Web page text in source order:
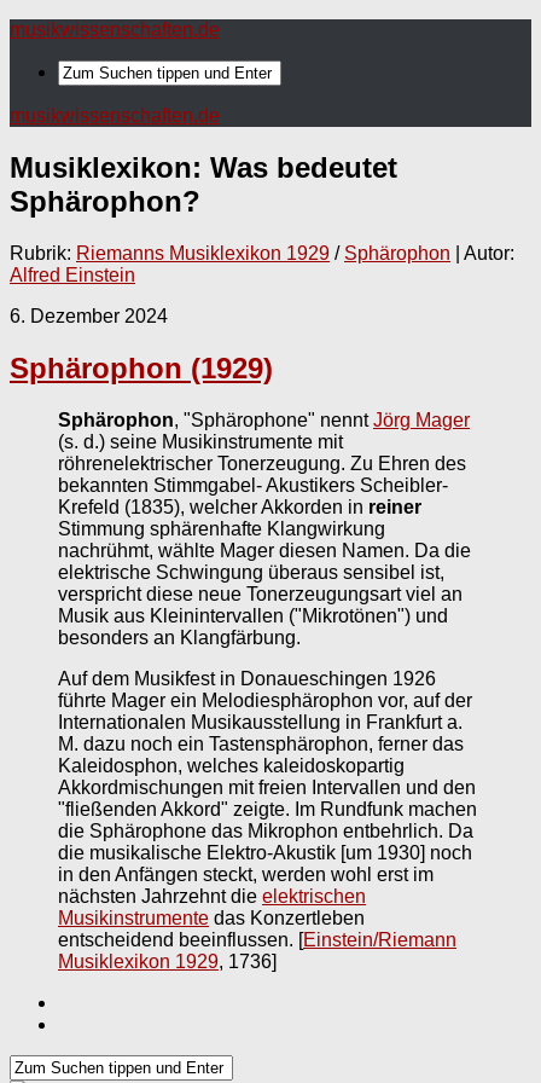
musikwissenschaften.de
musikwissenschaften.de
Musiklexikon: Was bedeutet
Sphärophon?
Rubrik: Riemanns Musiklexikon 1929 / Sphärophon | Autor:
Alfred Einstein
6. Dezember 2024
Sphärophon (1929)
Sphärophon, "Sphärophone" nenntJörg Mager
(s. d.) seine Musikinstrumente mit
röhrenelektrischer Tonerzeugung. Zu Ehren des
bekannten Stimmgabel- Akustikers Scheibler-
Krefeld (1835), welcher Akkorden in reiner
Stimmung sphärenhafte Klangwirkung
nachrühmt, wählte Mager diesen Namen. Da die
elektrische Schwingung überaus sensibel ist,
verspricht diese neue Tonerzeugungsart viel an
Musik aus Kleinintervallen ("Mikrotönen") und
besonders an Klangfärbung.
Auf dem Musikfest in Donaueschingen 1926
führte Mager ein Melodiesphärophon vor, auf der
Internationalen Musikausstellung in Frankfurt a.
M. dazu noch ein Tastensphärophon, ferner das
Kaleidosphon, welches kaleidoskopartig
Akkordmischungen mit freien Intervallen und den
"fließenden Akkord" zeigte. Im Rundfunk machen
die Sphärophone das Mikrophon entbehrlich. Da
die musikalische Elektro-Akustik [um 1930] noch
in den Anfängen steckt, werden wohl erst im
nächsten Jahrzehnt die elektrischen
Musikinstrumente das Konzertleben
entscheidend beeinflussen. [Einstein/Riemann
Musiklexikon 1929, 1736]